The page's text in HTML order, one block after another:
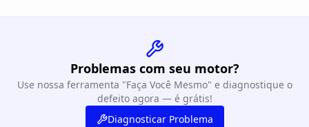
Problemas com seu motor?
Use nossa ferramenta "Faça Você Mesmo" e diagnostique o
defeito agora — é grátis!
Diagnosticar Problema